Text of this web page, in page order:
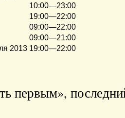
10:00—23:00
19:00—22:00
09:00—22:00
09:00—21:00
2013 19:00—22:00
первым»,